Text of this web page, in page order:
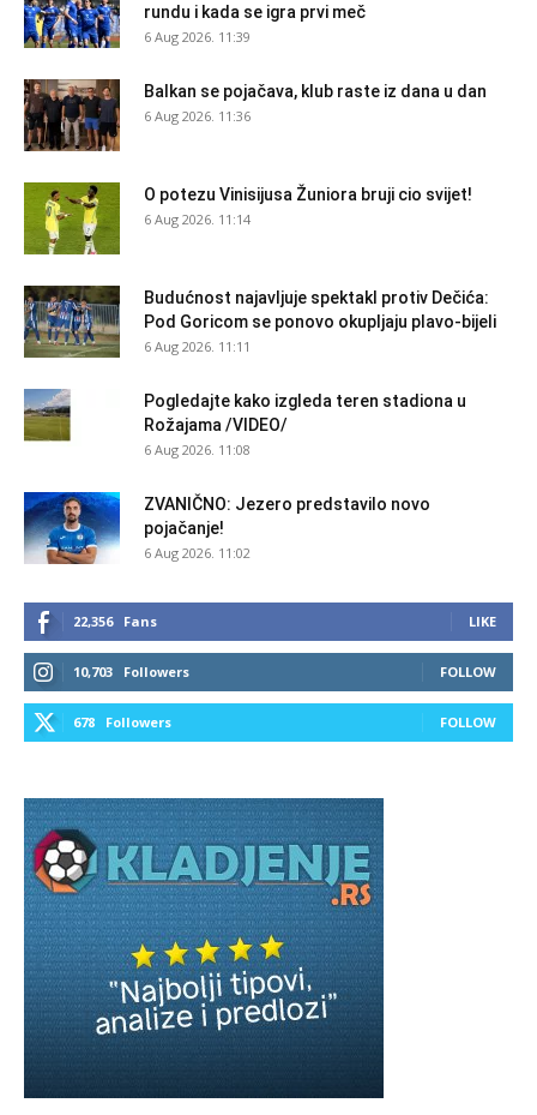
rundu i kada se igra prvi meč
6 Aug 2026. 11:39
Balkan se pojačava, klub raste iz dana u dan
6 Aug 2026. 11:36
O potezu Vinisijusa Žuniora bruji cio svijet!
6 Aug 2026. 11:14
Budućnost najavljuje spektakl protiv Dečića:
Pod Goricom se ponovo okupljaju plavo-bijeli
6 Aug 2026. 11:11
Pogledajte kako izgleda teren stadiona u
Rožajama /VIDEO/
6 Aug 2026. 11:08
ZVANIČNO: Jezero predstavilo novo
pojačanje!
6 Aug 2026. 11:02
22,356 Fans LIKE
10,703 Followers FOLLOW
678 Followers FOLLOW